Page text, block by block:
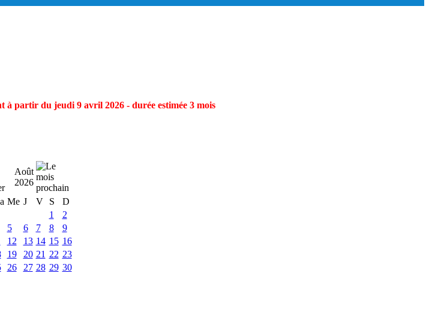
à partir du jeudi 9 avril 2026 - durée estimée 3 mois
Août
2026
Me J V S
D
1
2
5 6 7 8
9
12 13 14 15 16
19 20 21 22 23
26 27 28 29 30